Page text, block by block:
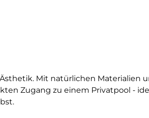
Mit natürlichen Materialien
Zugang zu einem Privatpool -